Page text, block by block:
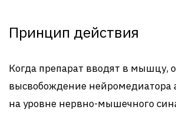
Принцип действия
Когда препарат вводят в мышцу,
высвобождение нейромедиатора
на уровне нервно-мышечного